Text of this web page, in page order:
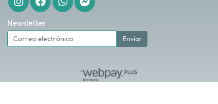
Newsletter
Enviar